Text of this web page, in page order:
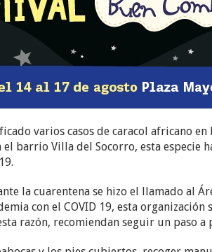
varios casos de caracol africano
el barrio Villa del Socorro, esta especie
la cuarentena se hizo el llamado al
con el COVID 19, esta
razón, recomiendan seguir un paso